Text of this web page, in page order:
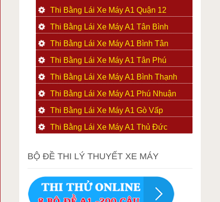
Thi Bằng Lái Xe Máy A1 Quận 12
Thi Bằng Lái Xe Máy A1 Tân Bình
Thi Bằng Lái Xe Máy A1 Bình Tân
Thi Bằng Lái Xe Máy A1 Tân Phú
Thi Bằng Lái Xe Máy A1 Bình Thạnh
Thi Bằng Lái Xe Máy A1 Phú Nhuận
Thi Bằng Lái Xe Máy A1 Gò Vấp
Thi Bằng Lái Xe Máy A1 Thủ Đức
BỘ ĐỀ THI LÝ THUYẾT XE MÁY